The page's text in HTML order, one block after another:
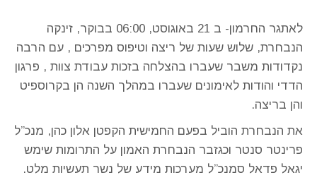
לאתגר החרמון- ב 21 באוגוסט, 06:00 בבוקר, זינקה
הנבחרת, שלוש שעות של ריצה וטיפוס מפרכים , עם הרבה
נקדודות משבר שעברו בהצלחה בזכות עבודת צוות , פרגון
הדדי והודות לאימונים שעברו במהלך השנה הן בקרוספיט
והן בריצה.
את הנבחרת הוביל בפעם החמישית הקפטן אלון כהן, מנכ”ל
פרינטר סנטר וכגזבר הנבחרת האמון על התרומות שימש
יגאל פדאל סמנכ”ל מערכות מידע של נשר תעשיות מלט.